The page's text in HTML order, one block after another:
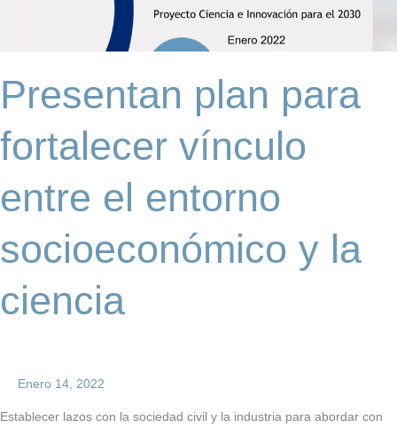
Presentan plan para
fortalecer vínculo
entre el entorno
socioeconómico y la
ciencia
Enero 14, 2022
Establecer lazos con la sociedad civil y la industria para abordar con
socioeconómico
ciencia